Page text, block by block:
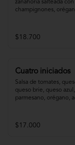
zanahoria salteada
champignones,
$18.700
Cuatro iniciados
Salsa de tomates,
queso brie, queso
parmesano, orégano,
$17.000